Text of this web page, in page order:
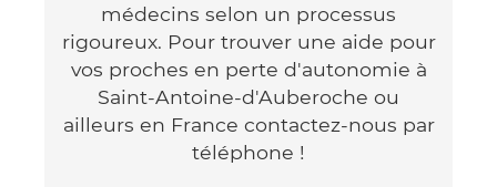
médecins selon un processus
rigoureux. Pour trouver une aide pour
vos proches en perte d'autonomie à
Saint-Antoine-d'Auberoche ou
ailleurs en France contactez-nous par
téléphone !